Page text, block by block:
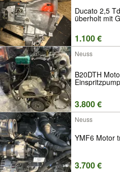
Ducato 2,5
überholt mit
1.100 €
Neuss
B20DTH
3.800 €
Neuss
YMF6 Motor
3.700 €